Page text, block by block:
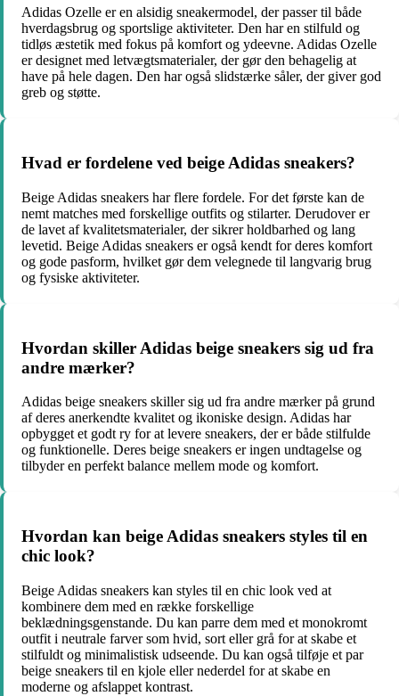
Adidas Ozelle er en alsidig sneakermodel, der passer til både
hverdagsbrug og sportslige aktiviteter. Den har en stilfuld og
tidløs æstetik med fokus på komfort og ydeevne. Adidas Ozelle
er designet med letvægtsmaterialer, der gør den behagelig at
have på hele dagen. Den har også slidstærke såler, der giver god
greb og støtte.
Hvad er fordelene ved beige Adidas sneakers?
Beige Adidas sneakers har flere fordele. For det første kan de
nemt matches med forskellige outfits og stilarter. Derudover er
de lavet af kvalitetsmaterialer, der sikrer holdbarhed og lang
levetid. Beige Adidas sneakers er også kendt for deres komfort
og gode pasform, hvilket gør dem velegnede til langvarig brug
og fysiske aktiviteter.
Hvordan skiller Adidas beige sneakers sig ud fra
andre mærker?
Adidas beige sneakers skiller sig ud fra andre mærker på grund
af deres anerkendte kvalitet og ikoniske design. Adidas har
opbygget et godt ry for at levere sneakers, der er både stilfulde
og funktionelle. Deres beige sneakers er ingen undtagelse og
tilbyder en perfekt balance mellem mode og komfort.
Hvordan kan beige Adidas sneakers styles til en
chic look?
Beige Adidas sneakers kan styles til en chic look ved at
kombinere dem med en række forskellige
beklædningsgenstande. Du kan parre dem med et monokromt
outfit i neutrale farver som hvid, sort eller grå for at skabe et
stilfuldt og minimalistisk udseende. Du kan også tilføje et par
beige sneakers til en kjole eller nederdel for at skabe en
moderne og afslappet kontrast.